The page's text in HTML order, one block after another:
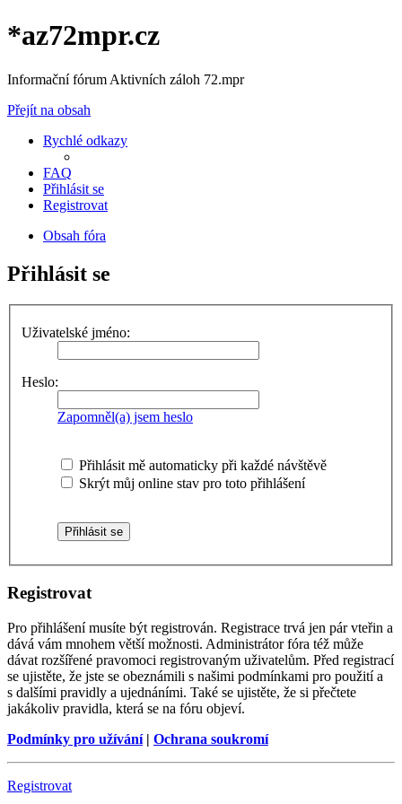
*az72mpr.cz
Informační fórum Aktivních záloh 72.mpr
Přejít na obsah
Rychlé odkazy
FAQ
Přihlásit se
Registrovat
Obsah fóra
Přihlásit se
Uživatelské jméno:
Heslo:
Zapomněl(a) jsem heslo
Přihlásit mě automaticky při každé návštěvě
Skrýt můj online stav pro toto přihlášení
Registrovat
Pro přihlášení musíte být registrován. Registrace trvá jen pár vteřin a
dává vám mnohem větší možnosti. Administrátor fóra též může
dávat rozšířené pravomoci registrovaným uživatelům. Před registrací
se ujistěte, že jste se obeznámili s našimi podmínkami pro použití a
s dalšími pravidly a ujednáními. Také se ujistěte, že si přečtete
jakákoliv pravidla, která se na fóru objeví.
Podmínky pro užívání| Ochrana soukromí
Registrovat